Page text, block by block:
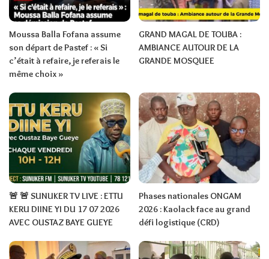
Moussa Balla Fofana assume
son départ de Pastef : « Si
c’était à refaire, je referais le
même choix »
GRAND MAGAL DE TOUBA :
AMBIANCE AUTOUR DE LA
GRANDE MOSQUEE
🚨 🚨 SUNUKER TV LIVE : ETTU
KERU DIINE YI DU 17 07 2026
AVEC OUSTAZ BAYE GUEYE
Phases nationales ONGAM
2026 : Kaolack face au grand
défi logistique (CRD)